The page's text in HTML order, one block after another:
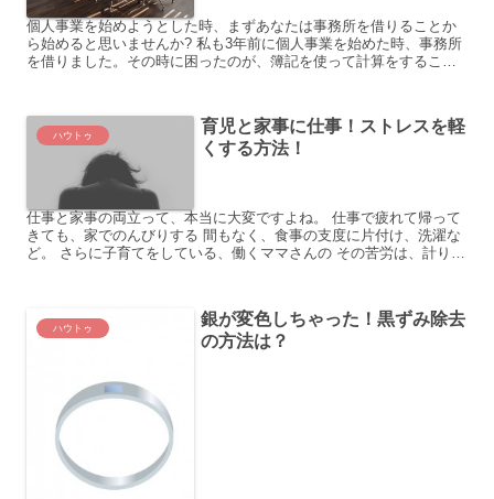
個人事業を始めようとした時、まずあなたは事務所を借りることか
ら始めると思いませんか? 私も3年前に個人事業を始めた時、事務所
を借りました。その時に困ったのが、簿記を使って計算をすること
ハウトゥ
育児と家事に仕事！ストレスを軽
くする方法！
仕事と家事の両立って、本当に大変ですよね。 仕事で疲れて帰って
きても、家でのんびりする 間もなく、食事の支度に片付け、洗濯な
ど。 さらに子育てをしている、働くママさんの その苦労は、計り知
ハウトゥ
銀が変色しちゃった！黒ずみ除去
の方法は？